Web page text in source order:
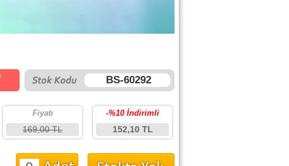
BS-60292
-%10 İndirimli
152,10 TL
Fiyatı
169,00 TL